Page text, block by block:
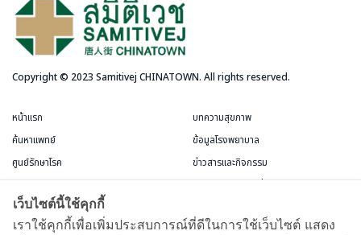
Copyright © 2023 Samitivej CHINATOWN. All rights reserved.
หน้าแรก
ค้นหาแพทย์
ศูนย์รักษาโรค
ข้อกำหนดและการใช้งาน
บทความสุขภาพ
ข้อมูลโรงพยาบาล
ข่าวสารและกิจกรรม
เว็บไซต์นี้ใช้คุกกี้
เราใช้คุกกี้เพื่อเพิ่มประสบการณ์ที่ดีในการใช้เว็บไซต์ แสดง